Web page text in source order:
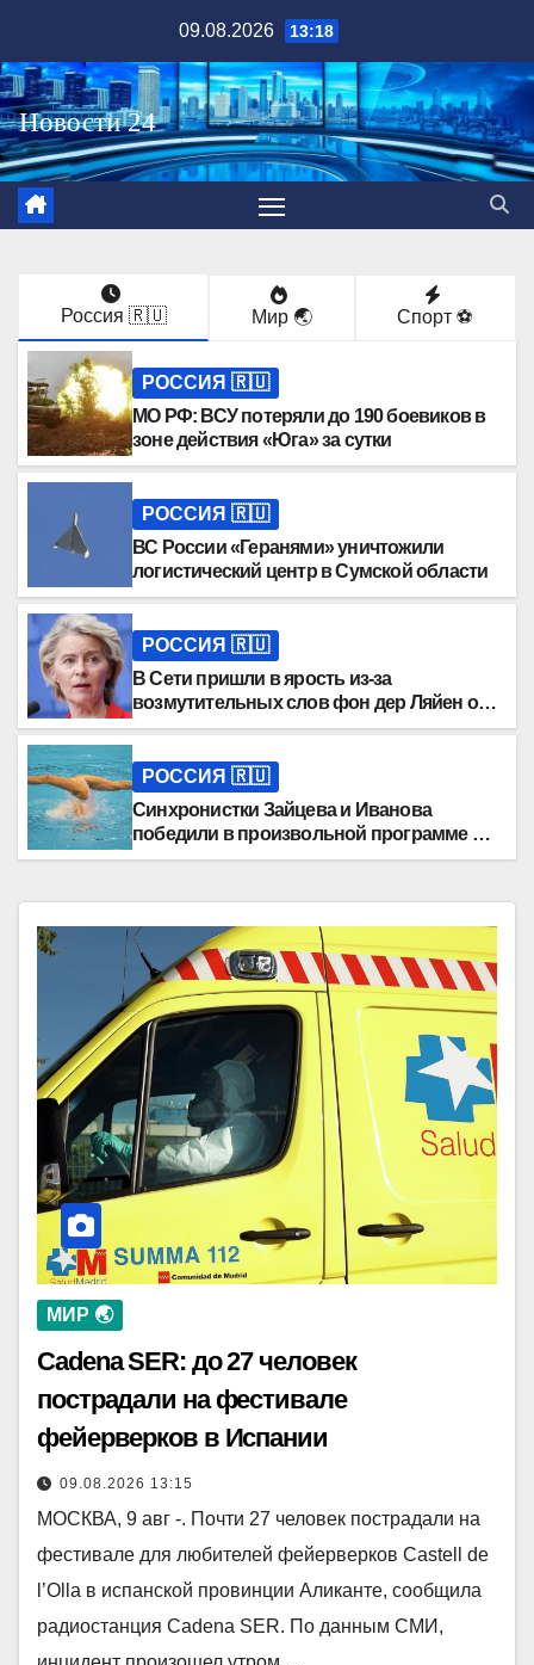
содержимому
09.08.2026 13:18
Россия 🇷🇺 Мир 🌏 Спорт ⚽️
РОССИЯ 🇷🇺
МО РФ: ВСУ потеряли до 190 боевиков в
зоне действия «Юга» за сутки
РОССИЯ 🇷🇺
ВС России «Геранями» уничтожили
логистический центр в Сумской области
РОССИЯ 🇷🇺
В Сети пришли в ярость из-за
возмутительных слов фон дер Ляйен о
России
РОССИЯ 🇷🇺
Синхронистки Зайцева и Иванова
победили в произвольной программе на
Спартакиаде
МИР 🌏
Cadena SER: до 27 человек
пострадали на фестивале
фейерверков в Испании
09.08.2026 13:15
МОСКВА, 9 авг -. Почти 27 человек пострадали на
фестивале для любителей фейерверков Castell de
l’Olla в испанской провинции Аликанте, сообщила
радиостанция Cadena SER. По данным СМИ,